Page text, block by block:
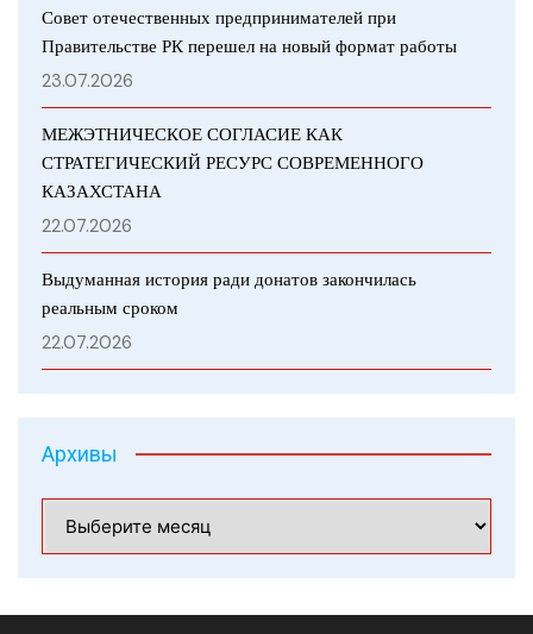
Совет отечественных предпринимателей при
Правительстве РК перешел на новый формат работы
23.07.2026
МЕЖЭТНИЧЕСКОЕ СОГЛАСИЕ КАК
СТРАТЕГИЧЕСКИЙ РЕСУРС СОВРЕМЕННОГО
КАЗАХСТАНА
22.07.2026
Выдуманная история ради донатов закончилась
реальным сроком
22.07.2026
Архивы